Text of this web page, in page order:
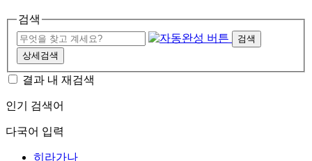
검색
검색
상세검색
결과 내 재검색
인기 검색어
다국어 입력
히라가나